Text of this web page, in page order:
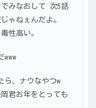
でみなおして 次5話
ゃねぇんだよ。
性高い。
ら、ナウなやつw
君お年をとっても